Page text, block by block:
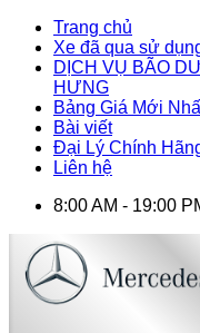
Trang chủ
Xe đã qua sử
DỊCH VỤ BÃO
HƯNG
Bảng Giá Mới
Bài viết
Đại Lý Chính
Liên hệ
8:00 AM - 19:00